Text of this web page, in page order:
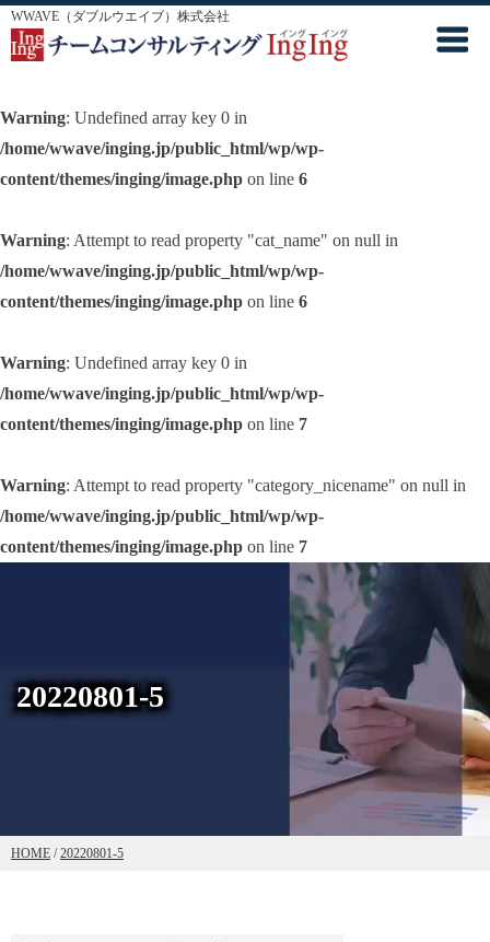
WWAVE（ダブルウエイブ）株式会社
Warning: Undefined array key 0 in
/home/wwave/inging.jp/public_html/wp/wp-
content/themes/inging/image.php on line 6
Warning: Attempt to read property "cat_name" on null in
/home/wwave/inging.jp/public_html/wp/wp-
content/themes/inging/image.php on line 6
Warning: Undefined array key 0 in
/home/wwave/inging.jp/public_html/wp/wp-
content/themes/inging/image.php on line 7
Warning: Attempt to read property "category_nicename" on null in
/home/wwave/inging.jp/public_html/wp/wp-
content/themes/inging/image.php on line 7
20220801-5
HOME /20220801-5